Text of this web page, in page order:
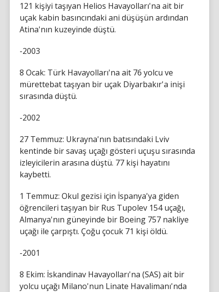
121 kişiyi taşıyan Helios Havayolları'na ait bir
uçak kabin basıncındaki ani düşüşün ardından
Atina'nın kuzeyinde düştü.
-2003
8 Ocak: Türk Havayolları'na ait 76 yolcu ve
mürettebat taşıyan bir uçak Diyarbakır'a inişi
sırasında düştü.
-2002
27 Temmuz: Ukrayna'nın batısındaki Lviv
kentinde bir savaş uçağı gösteri uçuşu sırasında
izleyicilerin arasına düştü. 77 kişi hayatını
kaybetti.
1 Temmuz: Okul gezisi için İspanya'ya giden
öğrencileri taşıyan bir Rus Tupolev 154 uçağı,
Almanya'nın güneyinde bir Boeing 757 nakliye
uçağı ile çarpıştı. Çoğu çocuk 71 kişi öldü.
-2001
8 Ekim: İskandinav Havayolları'na (SAS) ait bir
yolcu uçağı Milano'nun Linate Havalimanı'nda